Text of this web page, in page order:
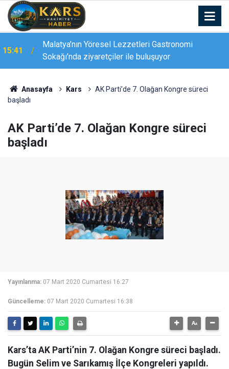
15:41
Malatya’nın Yöresel Lezzetleri Gastronomi
Sokağı’nda ziyaretçiler ile buluşuyor
Anasayfa Kars
AK Parti’de 7. Olağan Kongre süreci
başladı
AK Parti’de 7. Olağan Kongre süreci
başladı
Yayınlanma: 07 Mart 2020 Cumartesi 16:27
Güncelleme: 07 Mart 2020 Cumartesi 16:38
Kars’ta AK Parti’nin 7. Olağan Kongre süreci başladı.
Bugün Selim ve Sarıkamış İlçe Kongreleri yapıldı.